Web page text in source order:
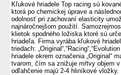
Kľukové hriadele Top racing sú
ktorá po chemickej úprave a
odolnosť pri zachovaní elasticity
najnáročnejšom použití.
klietok spodného ložiska ktoré sú
hriadeľa. Firma vyrába kľukové
triedach:
hriadele okrem označenia „Original“
tvarom, čím sa znižuje mŕtvy objem
odľahčenie majú 2-4 hliníkové vložky.